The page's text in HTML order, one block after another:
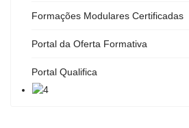
Formações Modulares Certificadas
Portal da Oferta Formativa
Portal Qualifica